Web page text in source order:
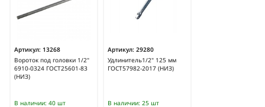
Артикул: 13268
Вороток под головки 1/2"
6910-0324 ГОСТ25601-83
(НИЗ)
В наличии: 40 шт
Артикул: 29280
Удлинитель1/2" 125 мм
ГОСТ57982-2017 (НИЗ)
В наличии: 25 шт